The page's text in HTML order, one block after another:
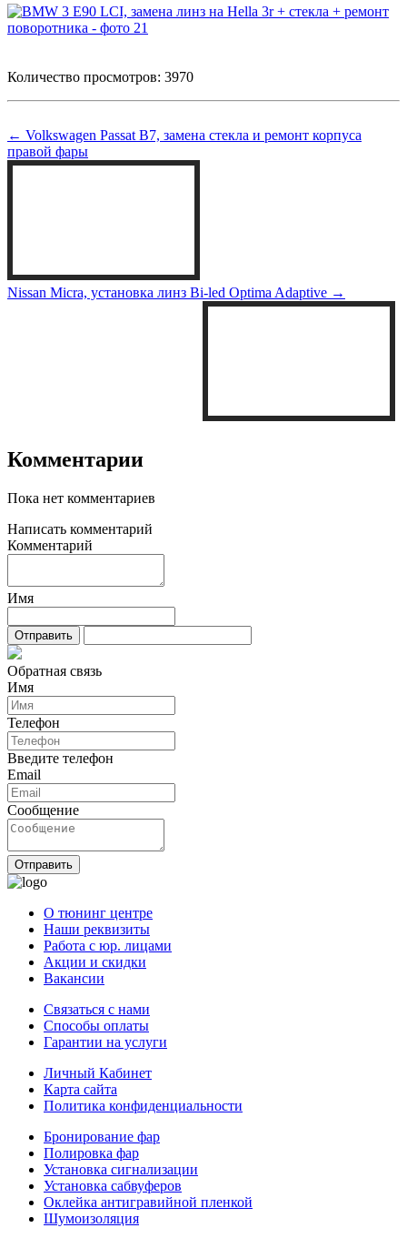
Количество просмотров: 3970
← Volkswagen Passat B7, замена стекла и ремонт корпуса
правой фары
Nissan Micra, установка линз Bi-led Optima Adaptive →
Комментарии
Пока нет комментариев
Написать комментарий
Комментарий
Имя
Обратная связь
Имя
Телефон
Введите телефон
Email
Сообщение
Отправить
О тюнинг центре
Наши реквизиты
Работа с юр. лицами
Акции и скидки
Вакансии
Связаться с нами
Способы оплаты
Гарантии на услуги
Личный Кабинет
Карта сайта
Политика конфиденциальности
Бронирование фар
Полировка фар
Установка сигнализации
Установка сабвуферов
Оклейка антигравийной пленкой
Шумоизоляция